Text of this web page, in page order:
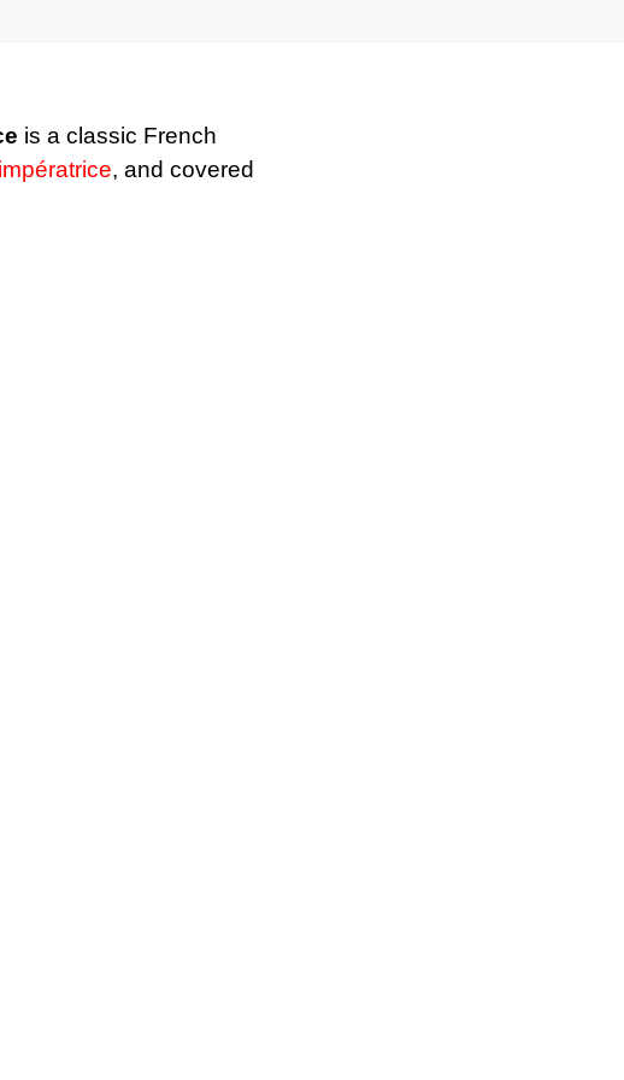
is a classic French
, and covered